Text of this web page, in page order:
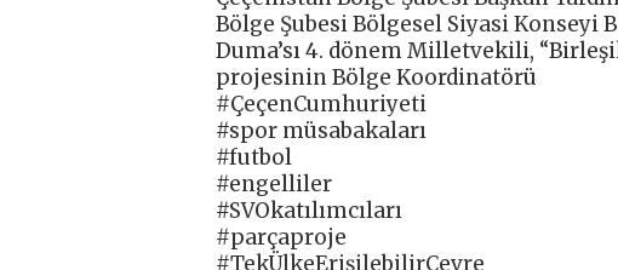
Bölge Şubesi Bölgesel Siyasi Konseyi
Duma’sı 4. dönem Milletvekili,
projesinin Bölge Koordinatörü
#ÇeçenCumhuriyeti
#spor müsabakaları
#futbol
#engelliler
#SVOkatılımcıları
#parçaproje
#TekÜlkeErişilebilirÇevre